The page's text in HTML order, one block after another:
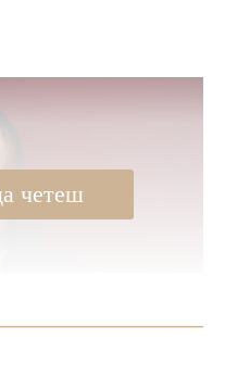
четеш